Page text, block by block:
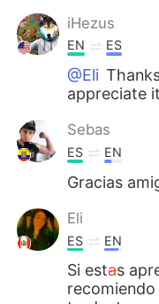
iHezus
EN ES
@Eli
appreciate
Sebas
ES EN
Gracias
Eli
ES EN
Si estas